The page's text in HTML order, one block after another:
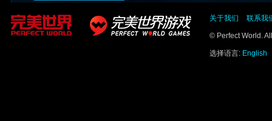
关于我们 联系我
© Perfect World.
选择语言: English